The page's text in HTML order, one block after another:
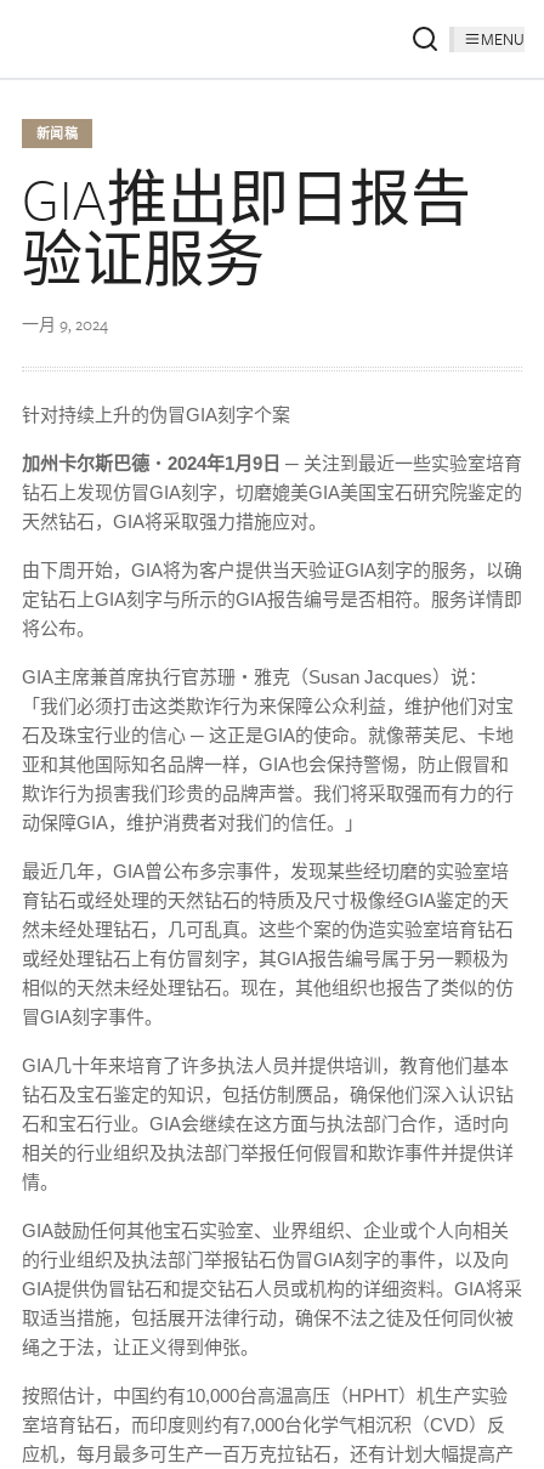
MENU
新闻稿
GIA推出即日报告
验证服务
一月 9, 2024
针对持续上升的伪冒GIA刻字个案
加州卡尔斯巴德 ‧ 2024年1月 9 日 ─ 关注到最近一些实验室培育
钻石上发现仿冒GIA刻字，切磨媲美GIA美国宝石研究院鉴定的
天然钻石，GIA将采取强力措施应对。
由下周开始，GIA将为客户提供当天验证GIA刻字的服务，以确
定钻石上GIA刻字与所示的GIA报告编号是否相符。服务详情即
将公布。
GIA主席兼首席执行官苏珊‧雅克（Susan Jacques）说：
「我们必须打击这类欺诈行为来保障公众利益，维护他们对宝
石及珠宝行业的信心 ─ 这正是GIA的使命。就像蒂芙尼、卡地
亚和其他国际知名品牌一样，GIA也会保持警惕，防止假冒和
欺诈行为损害我们珍贵的品牌声誉。我们将采取强而有力的行
动保障GIA，维护消费者对我们的信任。」
最近几年，GIA曾公布多宗事件，发现某些经切磨的实验室培
育钻石或经处理的天然钻石的特质及尺寸极像经GIA鉴定的天
然未经处理钻石，几可乱真。这些个案的伪造实验室培育钻石
或经处理钻石上有仿冒刻字，其GIA报告编号属于另一颗极为
相似的天然未经处理钻石。现在，其他组织也报告了类似的仿
冒GIA刻字事件。
GIA几十年来培育了许多执法人员并提供培训，教育他们基本
钻石及宝石鉴定的知识，包括仿制赝品，确保他们深入认识钻
石和宝石行业。GIA会继续在这方面与执法部门合作，适时向
相关的行业组织及执法部门举报任何假冒和欺诈事件并提供详
情。
GIA鼓励任何其他宝石实验室、业界组织、企业或个人向相关
的行业组织及执法部门举报钻石伪冒GIA刻字的事件，以及向
GIA提供伪冒钻石和提交钻石人员或机构的详细资料。GIA将采
取适当措施，包括展开法律行动，确保不法之徒及任何同伙被
绳之于法，让正义得到伸张。
按照估计，中国约有10,000台高温高压（HPHT）机生产实验
室培育钻石，而印度则约有7,000台化学气相沉积（CVD）反
应机，每月最多可生产一百万克拉钻石，还有计划大幅提高产